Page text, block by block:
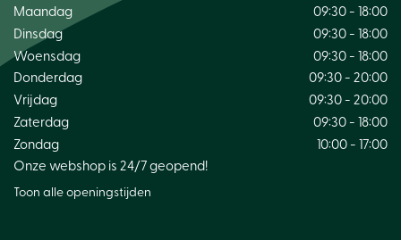
Maandag
09:30 - 18:00
Dinsdag
09:30 - 18:00
Woensdag
09:30 - 18:00
Donderdag
09:30 - 20:00
Vrijdag
09:30 - 20:00
Zaterdag
09:30 - 18:00
Zondag
10:00 - 17:00
Onze webshop is 24/7 geopend!
Toon alle openingstijden